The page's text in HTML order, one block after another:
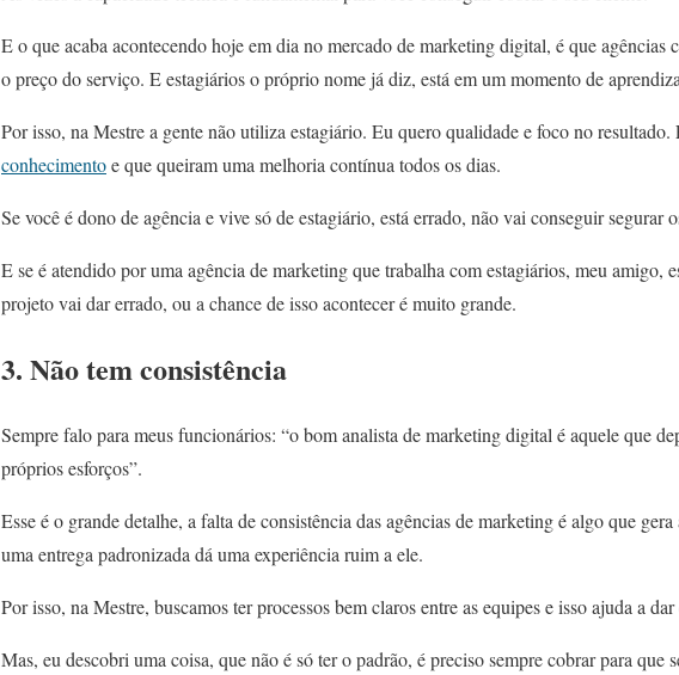
E o que acaba acontecendo hoje em dia no mercado de marketing digital, é que agências
o preço do serviço. E estagiários o próprio nome já diz, está em um momento de
Por isso, na Mestre a gente não utiliza estagiário. Eu quero qualidade e foco no resultado.
conhecimentoe que queiram uma melhoria contínua todos os dias.
Se você é dono de agência e vive só de estagiário, está errado, não vai conseguir segurar
E se é atendido por uma agência de marketing que trabalha com estagiários, meu amigo,
projeto vai dar errado, ou a chance de isso acontecer é muito grande.
3. Não tem consistência
Sempre falo para meus funcionários: “o bom analista de marketing digital é aquele que
próprios esforços”.
Esse é o grande detalhe, a falta de consistência das agências de marketing é algo que
uma entrega padronizada dá uma experiência ruim a ele.
Por isso, na Mestre, buscamos ter processos bem claros entre as equipes e isso ajuda a
Mas, eu descobri uma coisa, que não é só ter o padrão, é preciso sempre cobrar para que